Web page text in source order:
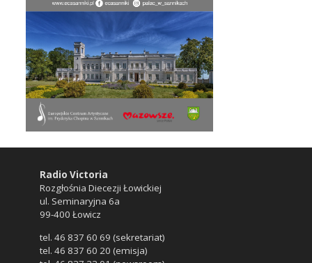
Radio Victoria
Rozgłośnia Diecezji Łowickiej
ul. Seminaryjna 6a
99-400 Łowicz
tel. 46 837 60 69 (sekretariat)
tel. 46 837 60 20 (emisja)